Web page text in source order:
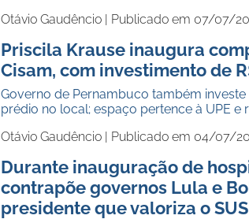
Otávio Gaudêncio | Publicado em 07/07/
Priscila Krause inaugura
Cisam, com investimento de
Governo de Pernambuco também
prédio no local; espaço pertence à UPE e
Otávio Gaudêncio | Publicado em 04/07/
Durante inauguração de
contrapõe governos Lula e
presidente que valoriza o